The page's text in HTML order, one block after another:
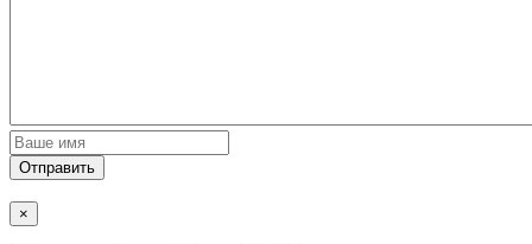
Отправить
×